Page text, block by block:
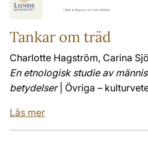
Tankar om träd
Charlotte Hagström, Carina
En etnologisk studie av
betydelser| Övriga –
Läs mer